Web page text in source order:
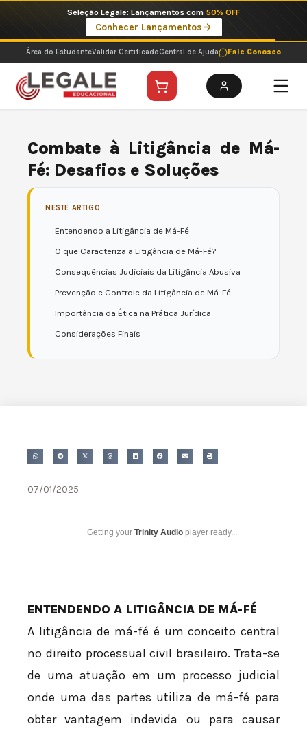
o
conteúdo
Imperdíveis no Pix: Pós Selecionadas a 199 reais no pix em parcela única
Ver ofertas
Área do EstudanteValidar CertificadoCentral de Ajuda Fale Conosco
Combate à Litigância de Má-
Fé: Desafios e Soluções
NESTE ARTIGO
Entendendo a Litigância de Má-Fé
O que Caracteriza a Litigância de Má-Fé?
Consequências Judiciais da Litigância Abusiva
Prevenção e Controle da Litigância de Má-Fé
Importância da Ética na Prática Jurídica
Considerações Finais
07/01/2025
Getting your Trinity Audio player ready...
ENTENDENDO A LITIGÂNCIA DE MÁ-FÉ
A litigância de má-fé é um conceito central
no direito processual civil brasileiro. Trata-se
de uma atuação em um processo judicial
onde uma das partes utiliza de má-fé para
obter vantagem indevida ou para causar